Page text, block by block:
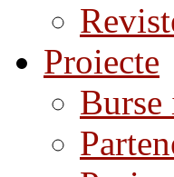
Proiecte